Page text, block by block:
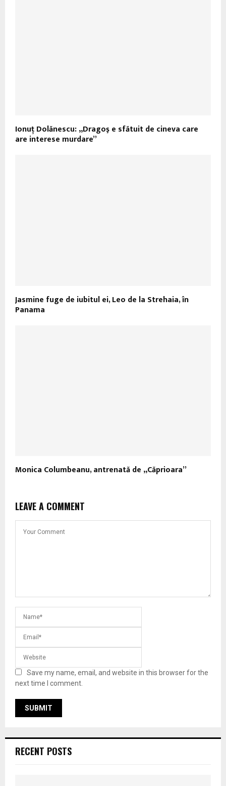
Ionuţ Dolănescu: „Dragoş e sfătuit de cineva care
are interese murdare”
Jasmine fuge de iubitul ei, Leo de la Strehaia, în
Panama
Monica Columbeanu, antrenată de „Căprioara”
LEAVE A COMMENT
Save my name, email, and website in this browser for the
next time I comment.
RECENT POSTS